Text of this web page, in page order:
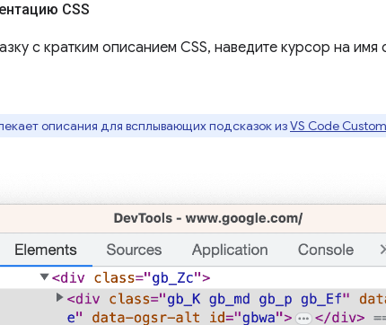
CSS
с кратким описанием CSS, наведите курсор на имя
описания для всплывающих подсказок изVS Code